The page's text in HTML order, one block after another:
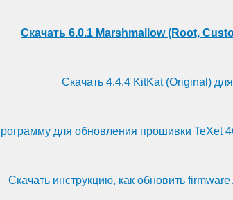
Скачать 6.0.1 Marshmallow (Root,
Скачать 4.4.4 KitKat (Original)
для обновления прошивки TeXet
Скачать инструкцию, как обновить